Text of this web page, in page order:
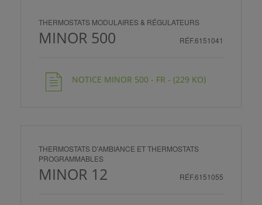
THERMOSTATS MODULAIRES & RÉGULATEURS
MINOR 500 RÉF.6151041
NOTICE MINOR 500 - FR - (229 KO)
THERMOSTATS D'AMBIANCE ET THERMOSTATS
PROGRAMMABLES
MINOR 12 RÉF.6151055